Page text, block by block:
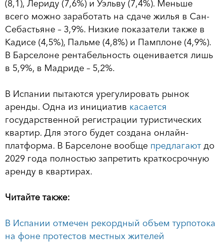
(8,1), Лериду (7,6%) и Уэльву (7,4%). Меньше
всего можно заработать на сдаче жилья в Сан-
Себастьяне – 3,9%. Низкие показатели также в
Кадисе (4,5%), Пальме (4,8%) и Памплоне (4,9%).
В Барселоне рентабельность оценивается лишь
в 5,9%, в Мадриде – 5,2%.
В Испании пытаются урегулировать рынок
аренды. Одна из инициатив касается
государственной регистрации туристических
квартир. Для этого будет создана онлайн-
платформа. В Барселоне вообще предлагают до
2029 года полностью запретить краткосрочную
аренду в квартирах.
Читайте также:
В Испании отмечен рекордный объем турпотока
на фоне протестов местных жителей